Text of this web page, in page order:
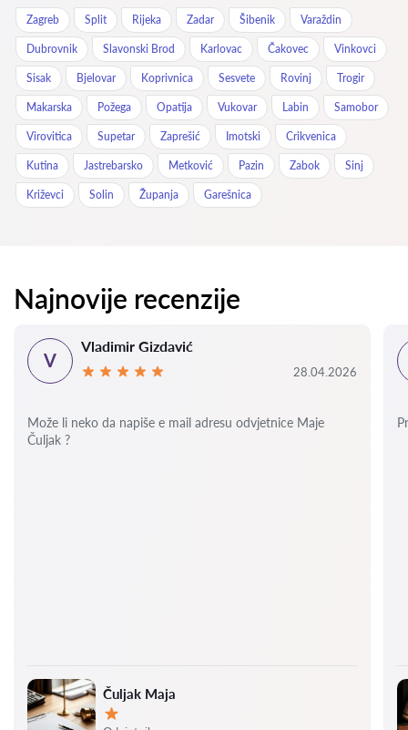
Zagreb Split Rijeka Zadar Šibenik Varaždin
Dubrovnik Slavonski Brod Karlovac Čakovec Vinkovci
Sisak Bjelovar Koprivnica Sesvete Rovinj Trogir
Makarska Požega Opatija Vukovar Labin Samobor
Virovitica Supetar Zaprešić Imotski Crikvenica
Kutina Jastrebarsko Metković Pazin Zabok Sinj
Križevci Solin Županja Garešnica
Najnovije recenzije
Čuljak Maja
V
Vladimir Gizdavić
28.04.2026
Može li neko da napiše e mail adresu odvjetnice Maje
Čuljak ?